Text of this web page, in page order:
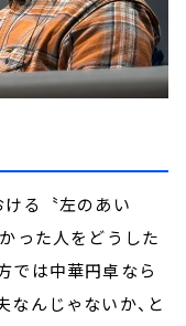
ける〝左のあい
った人をどうした
では中華円卓なら
んじゃないか、と